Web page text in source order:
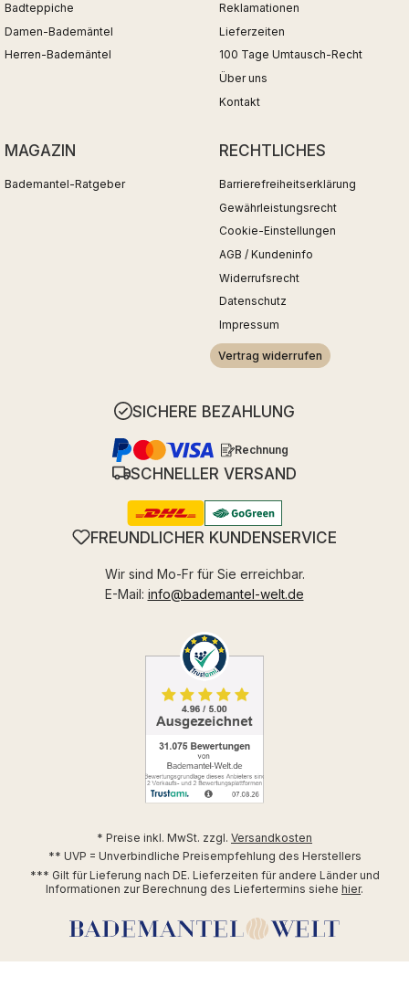
Badteppiche
Damen-Bademäntel
Herren-Bademäntel
Reklamationen
Lieferzeiten
100 Tage Umtausch-Recht
Über uns
Kontakt
MAGAZIN
Bademantel-Ratgeber
RECHTLICHES
Barrierefreiheitserklärung
Gewährleistungsrecht
Cookie-Einstellungen
AGB / Kundeninfo
Widerrufsrecht
Datenschutz
Impressum
Vertrag widerrufen
SICHERE BEZAHLUNG
Rechnung
SCHNELLER VERSAND
FREUNDLICHER KUNDENSERVICE
Wir sind Mo-Fr für Sie erreichbar.
E-Mail: info@bademantel-welt.de
* Preise inkl. MwSt. zzgl. Versandkosten
** UVP = Unverbindliche Preisempfehlung des Herstellers
*** Gilt für Lieferung nach DE. Lieferzeiten für andere Länder und
Informationen zur Berechnung des Liefertermins siehe hier.